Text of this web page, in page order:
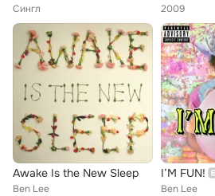
Сингл
2009
Awake Is the New Sleep
Ben Lee
I’M FUN!
Ben Lee